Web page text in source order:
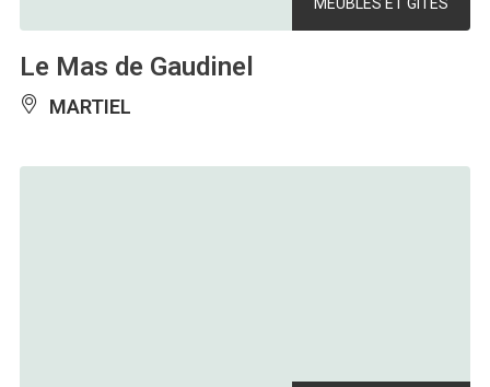
Le Mas de Gaudinel
MARTIEL